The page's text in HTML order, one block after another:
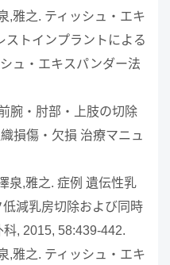
,雅之. ティッシュ・エキ
ストインプラントによる
ュ・エキスパンダー法
腕・肘部・上肢の切除
損傷・欠損 治療マニュ
泉,雅之. 症例 遺伝性乳
減乳房切除および同時
, 2015, 58:439-442.
,雅之. ティッシュ・エキ